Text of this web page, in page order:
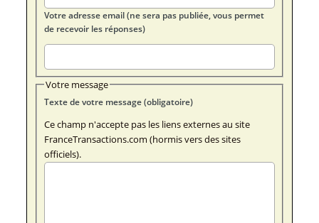
Votre adresse email (ne sera pas publiée, vous permet
de recevoir les réponses)
Votre message
Texte de votre message (obligatoire)
Ce champ n'accepte pas les liens externes au site
FranceTransactions.com (hormis vers des sites
officiels).